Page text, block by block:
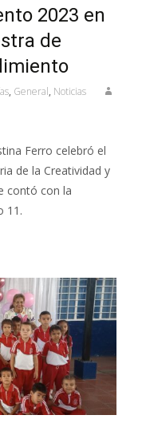
2023 en
de
, General, Noticias
Ferro celebró el
de la Creatividad y
contó con la
11.